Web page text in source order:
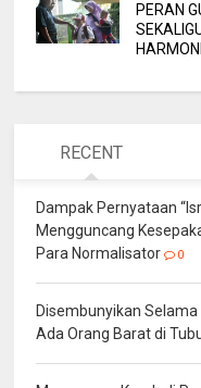
PERAN
RECENT
Dampak Pernyataan
Mengguncang
Para Normalisator
0
Disembunyikan
Ada Orang Barat di